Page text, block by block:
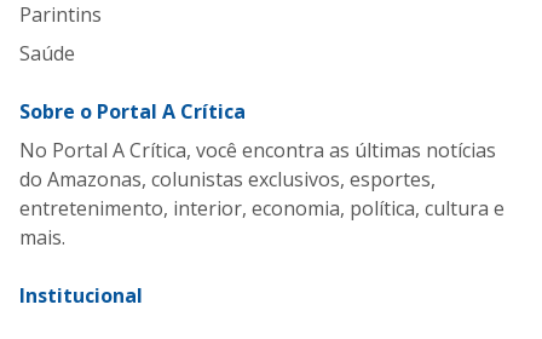
Parintins
Saúde
Sobre o Portal A Crítica
No Portal A Crítica, você encontra as últimas notícias
do Amazonas, colunistas exclusivos, esportes,
entretenimento, interior, economia, política, cultura e
mais.
Institucional